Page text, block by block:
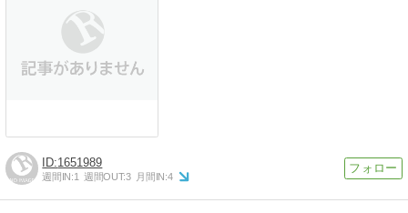
1651989
週間IN:1 週間OUT:3 月間IN:4